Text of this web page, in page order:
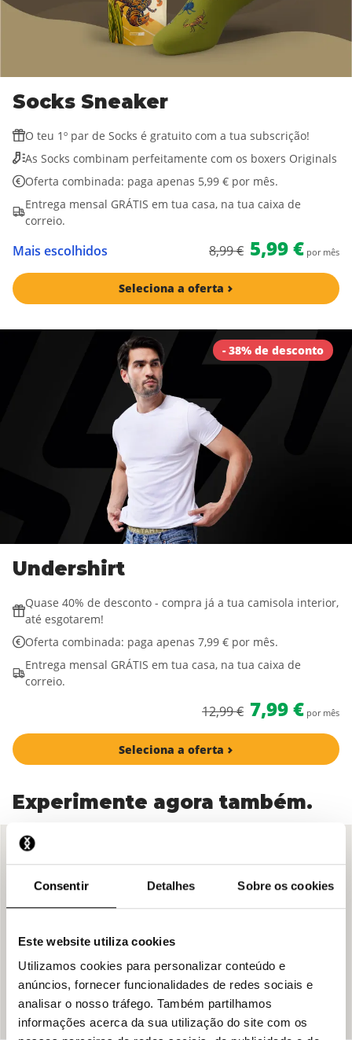
Consentir Detalhes Sobre os cookies
Este website utiliza cookies
Utilizamos cookies para personalizar conteúdo e
anúncios, fornecer funcionalidades de redes sociais e
analisar o nosso tráfego. Também partilhamos
informações acerca da sua utilização do site com os
Socks Sneaker
O teu 1º par de Socks é gratuito com a tua subscrição!
As Socks combinam perfeitamente com os boxers Originals
Oferta combinada: paga apenas 5,99 € por mês.
Entrega mensal GRÁTIS em tua casa, na tua caixa de
correio.
Mais escolhidos 8,99 € 5,99 € por mês
Seleciona a oferta
- 38% de desconto
Undershirt
Quase 40% de desconto - compra já a tua camisola interior,
até esgotarem!
Oferta combinada: paga apenas 7,99 € por mês.
Entrega mensal GRÁTIS em tua casa, na tua caixa de
correio.
12,99 € 7,99 € por mês
Seleciona a oferta
Experimente agora também.